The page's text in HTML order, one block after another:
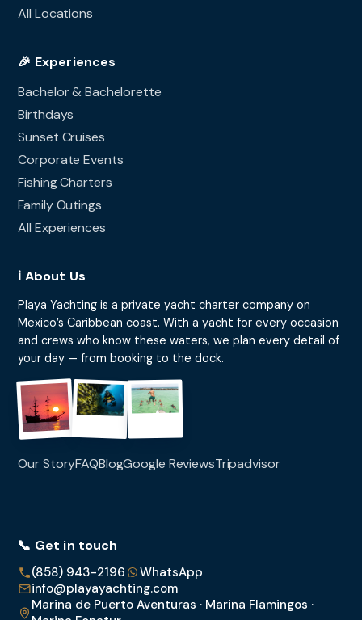
All Locations
🎉 Experiences
Bachelor & Bachelorette
Birthdays
Sunset Cruises
Corporate Events
Fishing Charters
Family Outings
All Experiences
ℹ️ About Us
Playa Yachting is a private yacht charter company on
Mexico’s Caribbean coast. With a yacht for every occasion
and crews who know these waters, we plan every detail of
your day — from booking to the dock.
Our StoryFAQBlogGoogle ReviewsTripadvisor
📞 Get in touch
(858) 943-2196
WhatsApp
info@playayachting.com
Marina de Puerto Aventuras · Marina Flamingos ·